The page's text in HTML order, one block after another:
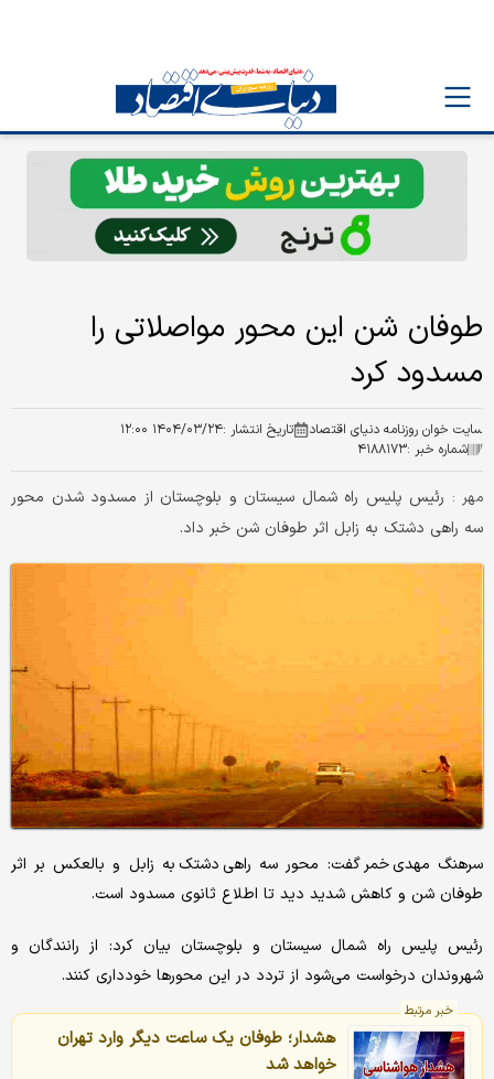
طوفان شن این محور مواصلاتی را
مسدود کرد
سایت خوان روزنامه دنیای اقتصاد تاریخ انتشار :۱۴۰۴/۰۳/۲۴ ۱۲:۰۰
شماره خبر :۴۱۸۸۱۷۳
مهر : رئیس پلیس راه شمال سیستان و بلوچستان از مسدود شدن محور
سه راهی دشتک به زابل اثر طوفان شن خبر داد.
سرهنگ مهدی خمر گفت: محور سه راهی دشتک به زابل و بالعکس بر اثر
طوفان شن و کاهش شدید دید تا اطلاع ثانوی مسدود است.
رئیس پلیس راه شمال سیستان و بلوچستان بیان کرد: از رانندگان و
شهروندان درخواست می‌شود از تردد در این محورها خودداری کنند.
خبر مرتبط
هشدار؛ طوفان یک ساعت دیگر وارد تهران
خواهد شد